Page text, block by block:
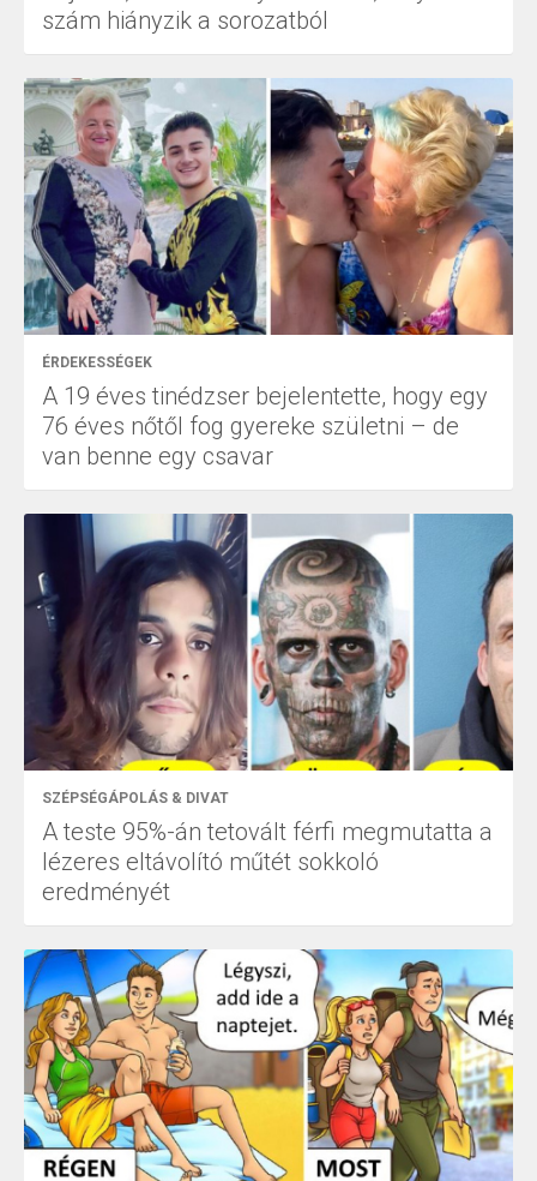
szám hiányzik a sorozatból
ÉRDEKESSÉGEK
A 19 éves tinédzser bejelentette, hogy egy
76 éves nőtől fog gyereke születni – de
van benne egy csavar
SZÉPSÉGÁPOLÁS & DIVAT
A teste 95%-án tetovált férfi megmutatta a
lézeres eltávolító műtét sokkoló
eredményét